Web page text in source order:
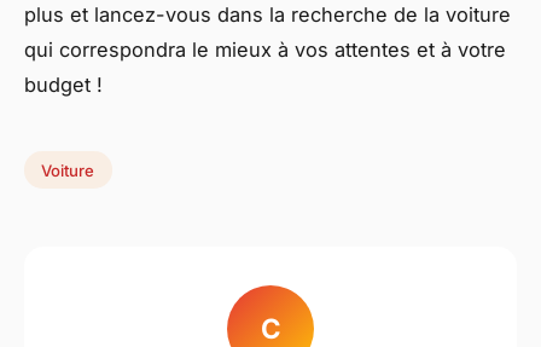
plus et lancez-vous dans la recherche de la voiture
qui correspondra le mieux à vos attentes et à votre
budget !
Voiture
C